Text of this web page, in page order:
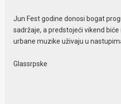
Jun Fest godine donosi bogat
sadržaje, a predstojeći vikend
urbane muzike uživaju u
Glassrpske